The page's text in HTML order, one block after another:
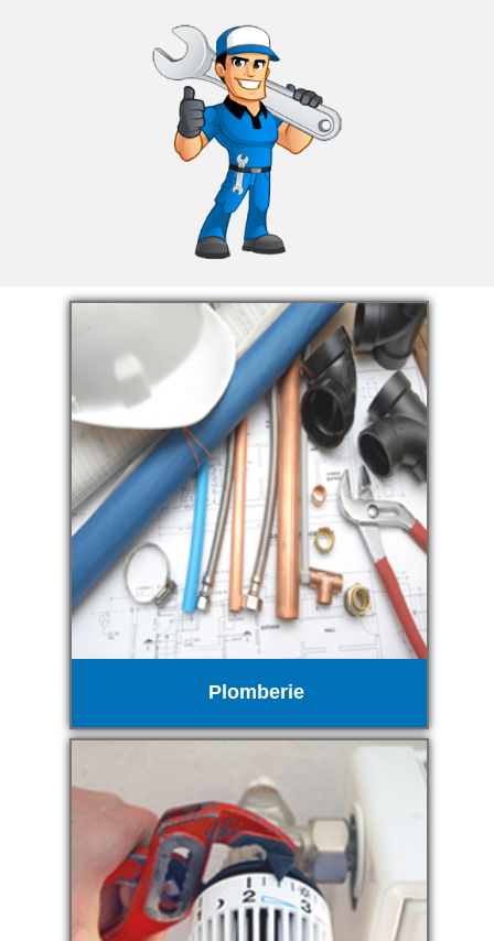
Plomberie